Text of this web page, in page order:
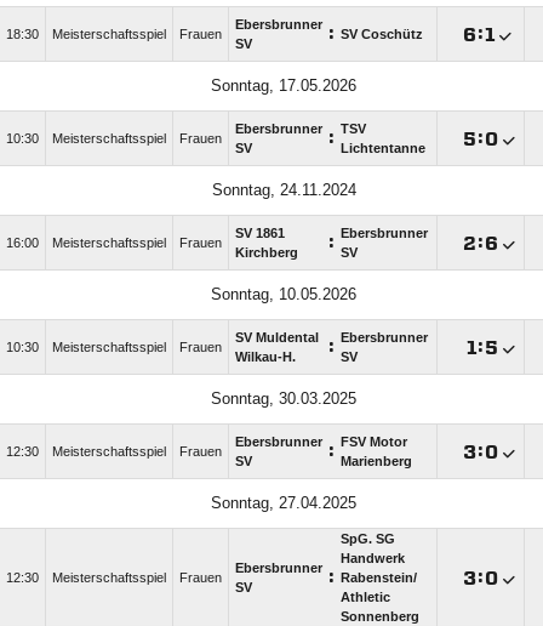
18:30 Meisterschaftsspiel Frauen
Ebersbrunner
SV
: SV Coschütz :
Sonntag, 17.05.2026
10:30 Meisterschaftsspiel Frauen
Ebersbrunner
SV
: TSV
Lichtentanne
:
Sonntag, 24.11.2024
16:00 Meisterschaftsspiel Frauen
SV 1861
Kirchberg
:
Ebersbrunner
SV
:
Sonntag, 10.05.2026
10:30 Meisterschaftsspiel Frauen
SV Muldental
Wilkau-H.
:
Ebersbrunner
SV
:
Sonntag, 30.03.2025
12:30 Meisterschaftsspiel Frauen
Ebersbrunner
SV
:
FSV Motor
Marienberg
:
Sonntag, 27.04.2025
12:30 Meisterschaftsspiel Frauen
Ebersbrunner
SV
:
SpG. SG
Handwerk
Rabenstein/​
Athletic
Sonnenberg
: